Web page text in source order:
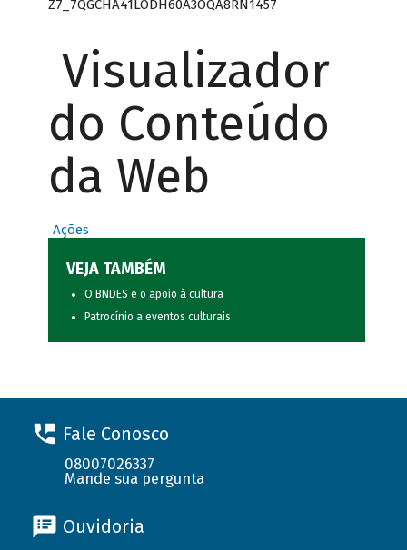
Z7_7QGCHA41LODH60A3OQA8RN1457
Visualizador
do Conteúdo
da Web
Ações
VEJA TAMBÉM
O BNDES e o apoio à cultura
Patrocínio a eventos culturais
Fale Conosco
08007026337
Mande sua pergunta
Ouvidoria